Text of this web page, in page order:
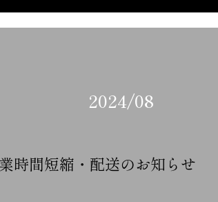
2024/08
時間短縮・配送のお知らせ